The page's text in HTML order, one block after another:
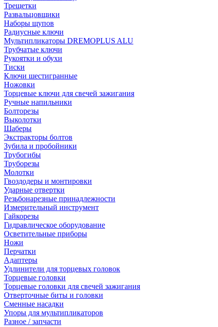
Трещетки
Развальцовщики
Наборы щупов
Радиусные ключи
Мультипликаторы DREMOPLUS ALU
Трубчатые ключи
Рукоятки и обухи
Тиски
Ключи шестигранные
Ножовки
Торцевые ключи для свечей зажигания
Ручные напильники
Болторезы
Выколотки
Шаберы
Экстракторы болтов
Зубила и пробойники
Трубогибы
Труборезы
Молотки
Гвоздодеры и монтировки
Ударные отвертки
Резьбонарезные принадлежности
Измерительный инструмент
Гайкорезы
Гидравлическое оборудование
Осветительные приборы
Ножи
Перчатки
Адаптеры
Удлинители для торцевых головок
Торцевые головки
Торцевые головки для свечей зажигания
Отверточные биты и головки
Сменные насадки
Упоры для мультипликаторов
Разное / запчасти